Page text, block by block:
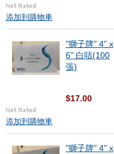
添加到購物車
"獅子牌" 4" x
6" 白咭(100
張)
$17.00
添加到購物車
"獅子牌" 4" x